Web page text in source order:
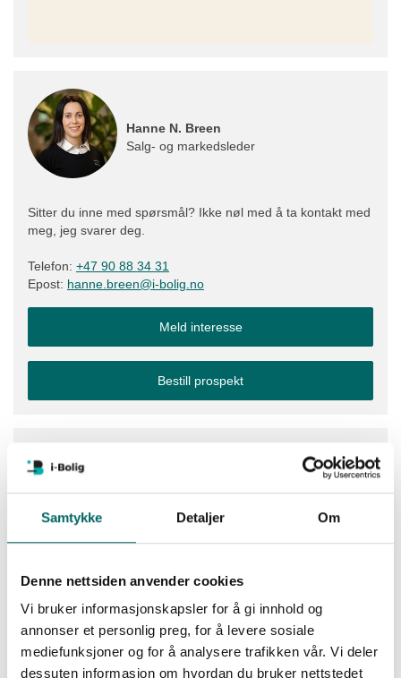
Samtykke Detaljer Om
Denne nettsiden anvender cookies
Vi bruker informasjonskapsler for å gi innhold og
annonser et personlig preg, for å levere sosiale
mediefunksjoner og for å analysere trafikken vår. Vi deler
dessuten informasjon om hvordan du bruker nettstedet
Hanne N. Breen
Salg- og markedsleder
Sitter du inne med spørsmål? Ikke nøl med å ta kontakt med
meg, jeg svarer deg.
Telefon: +47 90 88 34 31
Epost: hanne.breen@i-bolig.no
Meld interesse
Bestill prospekt
For å booke et digitalt møte trykker du på knappen under og
deg tomteområdet om du ønsker det.
Adresse
Drognesjordet, 2150 Årnes.
Se kart i Google i link under.